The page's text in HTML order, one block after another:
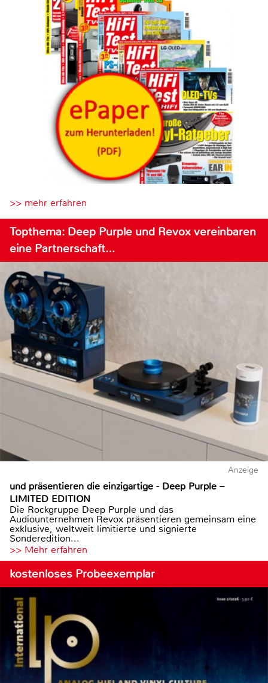
>> mehr erfahren
Topthema: Deep Purple und Revox vereinbaren
eine Partnerschaft…
Anzeige
und präsentieren die einzigartige - Deep Purple –
LIMITED EDITION
Die Rockgruppe Deep Purple und das
Audiounternehmen Revox präsentieren gemeinsam eine
exklusive, weltweit limitierte und signierte
Sonderedition...
>> Mehr erfahren
kostenloses Probeexemplar